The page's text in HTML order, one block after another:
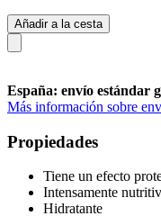
Añadir a la cesta
España: envío estándar
Más información sobre
Propiedades
Tiene un efecto
Intensamente
Hidratante